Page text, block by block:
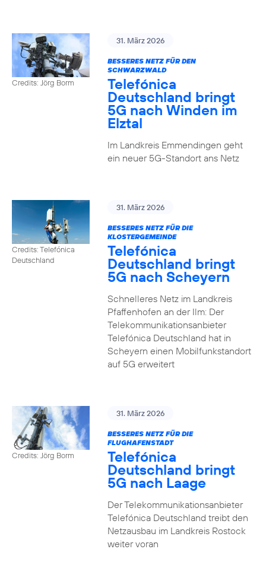
Credits: Jörg Borm
31. März 2026
BESSERES NETZ FÜR DEN
SCHWARZWALD
Telefónica
Deutschland bringt
5G nach Winden im
Elztal
Im Landkreis Emmendingen geht
ein neuer 5G-Standort ans Netz
Credits: Telefónica
Deutschland
31. März 2026
BESSERES NETZ FÜR DIE
KLOSTERGEMEINDE
Telefónica
Deutschland bringt
5G nach Scheyern
Schnelleres Netz im Landkreis
Pfaffenhofen an der Ilm: Der
Telekommunikationsanbieter
Telefónica Deutschland hat in
Scheyern einen Mobilfunkstandort
auf 5G erweitert
Credits: Jörg Borm
31. März 2026
BESSERES NETZ FÜR DIE
FLUGHAFENSTADT
Telefónica
Deutschland bringt
5G nach Laage
Der Telekommunikationsanbieter
Telefónica Deutschland treibt den
Netzausbau im Landkreis Rostock
weiter voran